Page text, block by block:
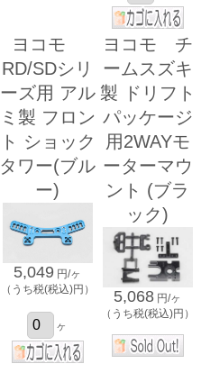
ヨコモ
RD/SDシリ
ーズ用 アル
ミ製 フロン
ト ショック
タワー(ブル
ー)
5,049 円/ヶ
（うち税(税込)円）
ヶ
ヨコモ チ
ームスズキ
製 ドリフト
パッケージ
用2WAYモ
ーターマウ
ント (ブラ
ック)
5,068 円/ヶ
（うち税(税込)円）